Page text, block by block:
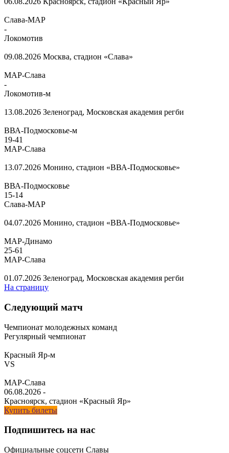
Слава-МАР
-
Локомотив
09.08.2026 Москва, стадион «Слава»
МАР-Слава
-
Локомотив-м
13.08.2026 Зеленоград, Московская академия регби
ВВА-Подмосковье-м
19-41
МАР-Слава
13.07.2026 Монино, стадион «ВВА-Подмосковье»
ВВА-Подмосковье
15-14
Слава-МАР
04.07.2026 Монино, стадион «ВВА-Подмосковье»
МАР-Динамо
25-61
МАР-Слава
01.07.2026 Зеленоград, Московская академия регби
На страницу
Следующий матч
Чемпионат молодежных команд
Регулярный чемпионат
Красный Яр-м
VS
МАР-Слава
06.08.2026 -
Красноярск, стадион «Красный Яр»
Купить билеты
Подпишитесь на нас
Официальные соцсети Славы